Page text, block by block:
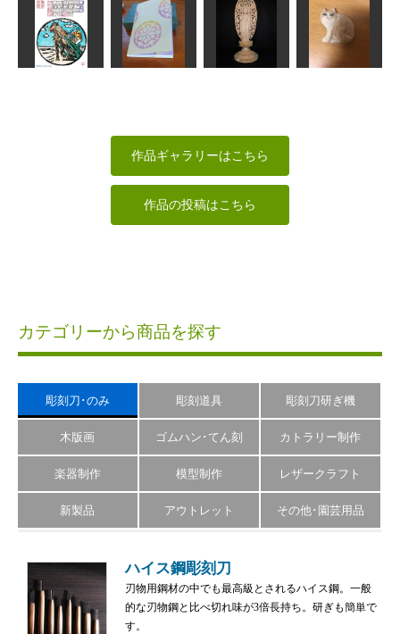
金剛力士 阿形
胸像
工房藤棚
仏像たち
なんぺい
阿弥陀如来座
像17cm
sigesama
ペンギンの赤
ちゃん：巨大
な赤ちゃん
LOVEクラフト
カバー
像(浄土宗）
作品ギャラリーはこちら
作品の投稿はこちら
カテゴリーから商品を探す
彫刻刀･のみ 彫刻道具 彫刻刀研ぎ機
木版画 ゴムハン･てん刻 カトラリー制作
楽器制作 模型制作 レザークラフト
新製品 アウトレット その他･園芸用品
ハイス鋼彫刻刀
刃物用鋼材の中でも最高級とされるハイス鋼。一般
的な刃物鋼と比べ切れ味が3倍長持ち。研ぎも簡単で
す。